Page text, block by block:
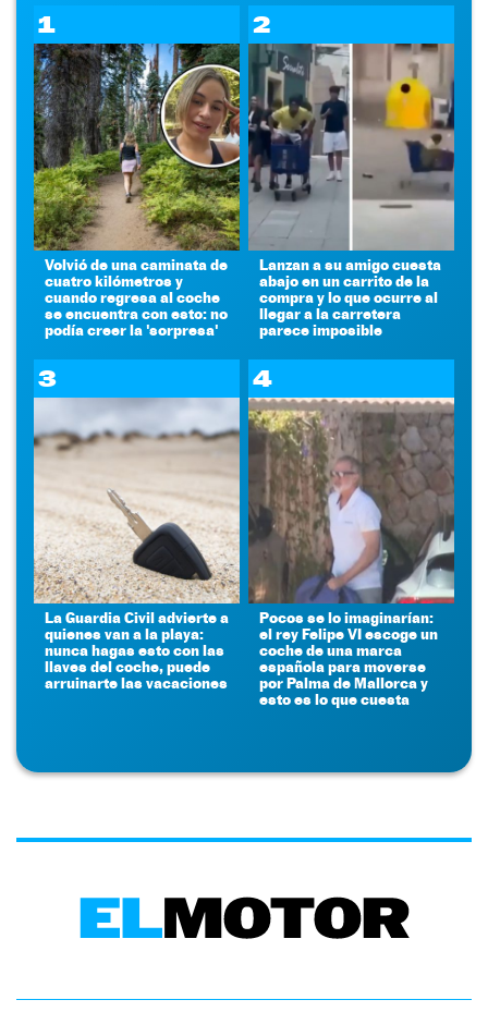
1
Volvió de una caminata de
cuatro kilómetros y
cuando regresa al coche
se encuentra con esto: no
podía creer la 'sorpresa'
2
Lanzan a su amigo cuesta
abajo en un carrito de la
compra y lo que ocurre al
llegar a la carretera
parece imposible
3
La Guardia Civil advierte a
quienes van a la playa:
nunca hagas esto con las
llaves del coche, puede
arruinarte las vacaciones
4
Pocos se lo imaginarían:
el rey Felipe VI escoge un
coche de una marca
española para moverse
por Palma de Mallorca y
esto es lo que cuesta